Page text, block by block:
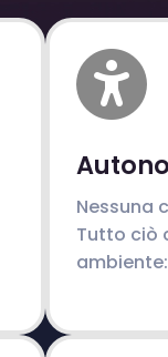
Nessuna
Tutto ciò